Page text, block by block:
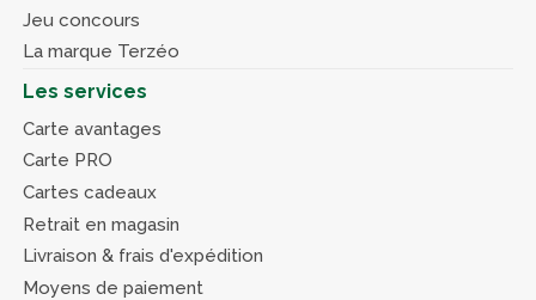
Jeu concours
La marque Terzéo
Les services
Carte avantages
Carte PRO
Cartes cadeaux
Retrait en magasin
Livraison & frais d'expédition
Moyens de paiement